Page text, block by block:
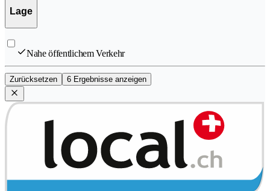
Lage
Nahe öffentlichem Verkehr
Zurücksetzen 6 Ergebnisse anzeigen